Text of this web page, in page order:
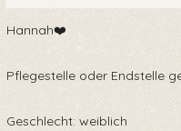
Hannah❤️
Pflegestelle oder Endstelle
Geschlecht: weiblich